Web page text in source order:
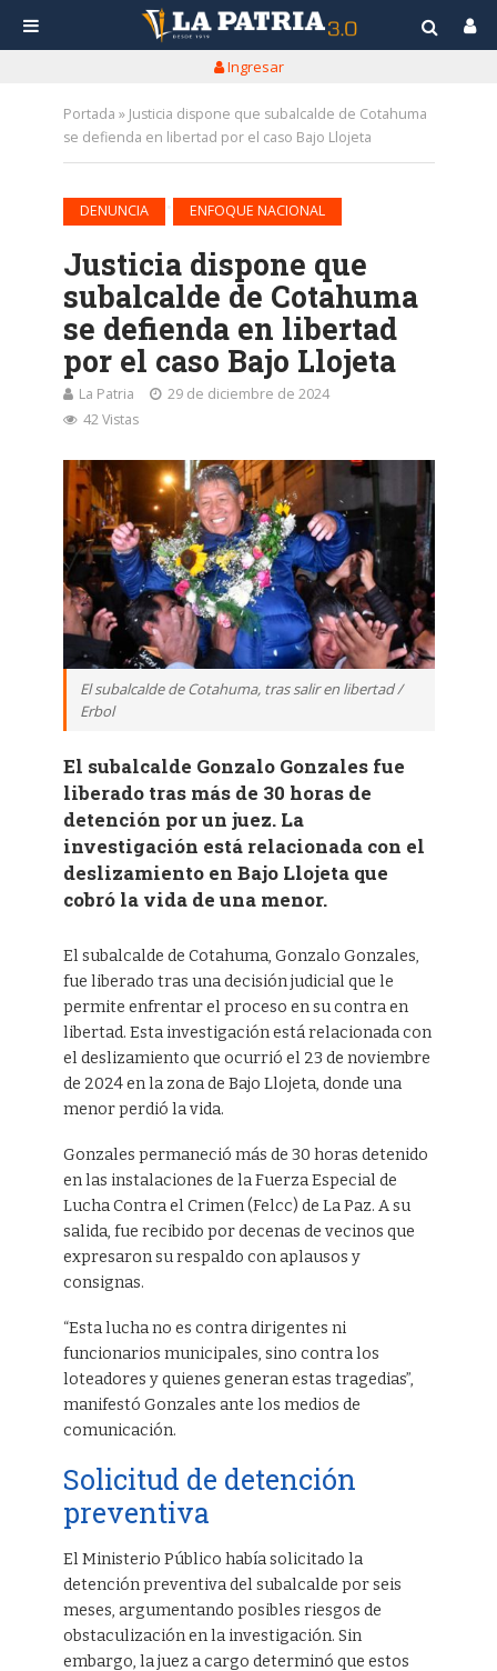
Ingresar
Portada » Justicia dispone que subalcalde de Cotahuma
se defienda en libertad por el caso Bajo Llojeta
DENUNCIA ENFOQUE NACIONAL
Justicia dispone que
subalcalde de Cotahuma
se defienda en libertad
por el caso Bajo Llojeta
La Patria
29 de diciembre de 2024
42 Vistas
El subalcalde de Cotahuma, tras salir en libertad /
Erbol
El subalcalde Gonzalo Gonzales fue
liberado tras más de 30 horas de
detención por un juez. La
investigación está relacionada con el
deslizamiento en Bajo Llojeta que
cobró la vida de una menor.
El subalcalde de Cotahuma, Gonzalo Gonzales,
fue liberado tras una decisión judicial que le
permite enfrentar el proceso en su contra en
libertad. Esta investigación está relacionada con
el deslizamiento que ocurrió el 23 de noviembre
de 2024 en la zona de Bajo Llojeta, donde una
menor perdió la vida.
Gonzales permaneció más de 30 horas detenido
en las instalaciones de la Fuerza Especial de
Lucha Contra el Crimen (Felcc) de La Paz. A su
salida, fue recibido por decenas de vecinos que
expresaron su respaldo con aplausos y
consignas.
“Esta lucha no es contra dirigentes ni
funcionarios municipales, sino contra los
loteadores y quienes generan estas tragedias”,
manifestó Gonzales ante los medios de
comunicación.
Solicitud de detención
preventiva
El Ministerio Público había solicitado la
detención preventiva del subalcalde por seis
meses, argumentando posibles riesgos de
obstaculización en la investigación. Sin
embargo, la juez a cargo determinó que estos